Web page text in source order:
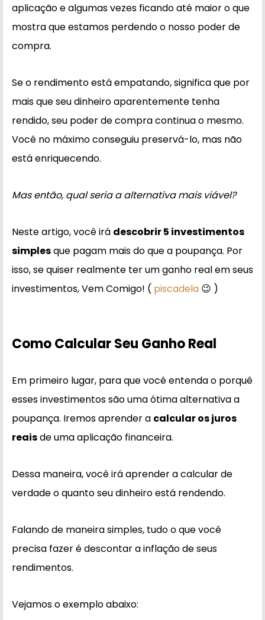
aplicação e algumas vezes ficando até maior o que
mostra que estamos perdendo o nosso poder de
compra.
Se o rendimento está empatando, significa que por
mais que seu dinheiro aparentemente tenha
rendido, seu poder de compra continua o mesmo.
Você no máximo conseguiu preservá-lo, mas não
está enriquecendo.
Mas então, qual seria a alternativa mais viável?
Neste artigo, você irá descobrir 5 investimentos
simplesque pagam mais do que a poupança. Por
isso, se quiser realmente ter um ganho real em seus
investimentos, Vem Comigo! ( piscadela 😉 )
Como Calcular Seu Ganho Real
Em primeiro lugar, para que você entenda o porquê
esses investimentos são uma ótima alternativa a
poupança. Iremos aprender a calcular os juros
reaisde uma aplicação financeira.
Dessa maneira, você irá aprender a calcular de
verdade o quanto seu dinheiro está rendendo.
Falando de maneira simples, tudo o que você
precisa fazer é descontar a inflação de seus
rendimentos.
Vejamos o exemplo abaixo: